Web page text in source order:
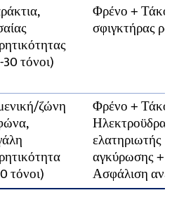
τόνοι)
Φρένο + Τάκοι
σφιγκτήρας
ζώνη
τόνοι)
Φρένο + Τάκοι
ελατηριωτής
αγκύρωσης +
Ασφάλιση